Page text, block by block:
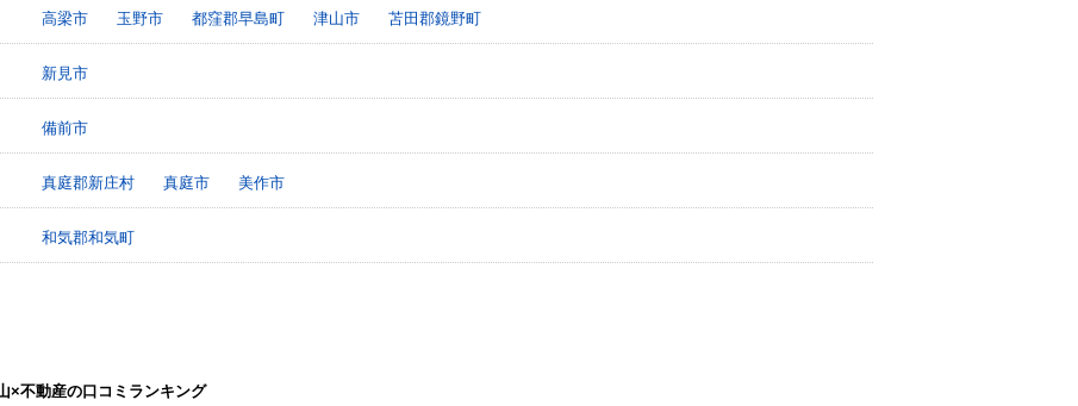
高梁市 玉野市 都窪郡早島町 津山市 苫田郡鏡野町
新見市
備前市
真庭郡新庄村 真庭市 美作市
和気郡和気町
×不動産の口コミランキング